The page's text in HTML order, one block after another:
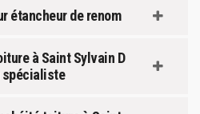
étancheur de renom
à Saint Sylvain D
spécialiste